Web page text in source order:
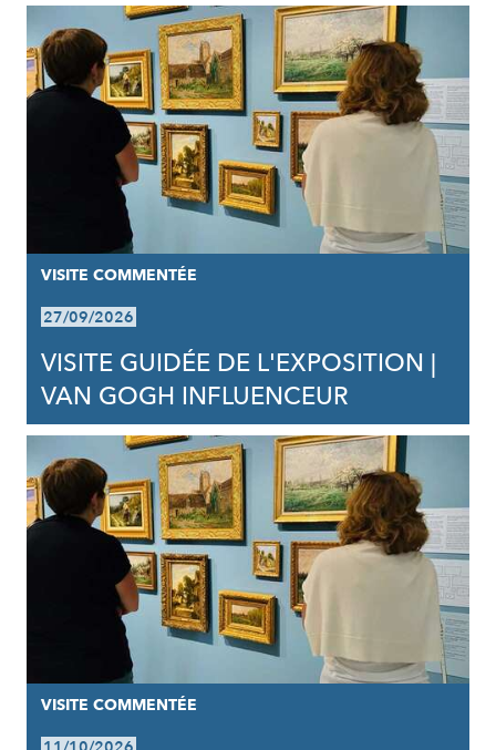
VISITE COMMENTÉE
27/09/2026
VISITE GUIDÉE DE L'EXPOSITION |
VAN GOGH INFLUENCEUR
VISITE COMMENTÉE